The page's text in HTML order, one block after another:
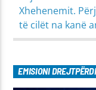
Xhehenemit.
të cilët na kanë
EMISIONI